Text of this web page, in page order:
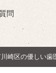
問
川崎区の優しい